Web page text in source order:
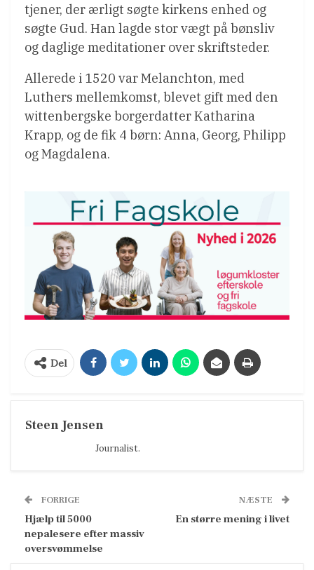
tjener, der ærligt søgte kirkens enhed og
søgte Gud. Han lagde stor vægt på bønsliv
og daglige meditationer over skriftsteder.
Allerede i 1520 var Melanchton, med
Luthers mellemkomst, blevet gift med den
wittenbergske borgerdatter Katharina
Krapp, og de fik 4 børn: Anna, Georg, Philipp
og Magdalena.
Del
Steen Jensen
Journalist.
FORRIGE
Hjælp til 5000
nepalesere efter massiv
oversvømmelse
NÆSTE
En større mening i livet